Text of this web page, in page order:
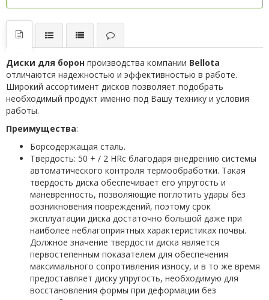
Диски для борон производства компании Bellota
отличаются надежностью и эффективностью в работе.
Широкий ассортимент дисков позволяет подобрать
необходимый продукт именно под Вашу технику и условия
работы.
Преимущества:
Борсодержащая сталь.
Твердость: 50 + / 2 HRc благодаря внедрению системы
автоматического контроля термообработки. Такая
твердость диска обеспечивает его упругость и
маневренность, позволяющие поглотить удары без
возникновения повреждений, поэтому срок
эксплуатации диска достаточно большой даже при
наиболее неблагоприятных характеристиках почвы.
Должное значение твердости диска является
первостепенным показателем для обеспечения
максимального сопротивления износу, и в то же время
предоставляет диску упругость, необходимую для
восстановления формы при деформации без